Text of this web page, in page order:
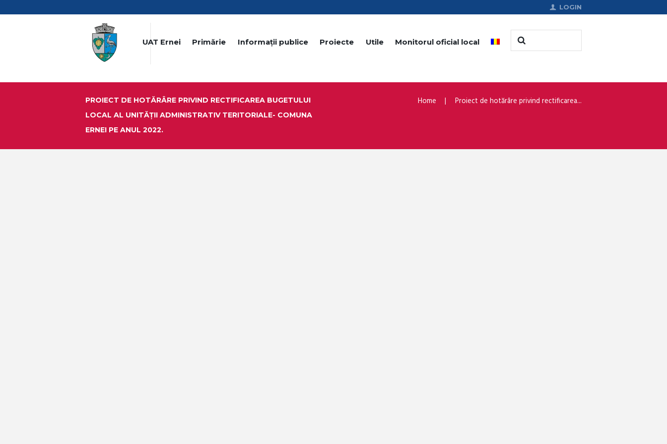
LOGIN
UAT Ernei Primărie Informații publice Proiecte Utile Monitorul oficial local
PROIECT DE HOTĂRÂRE PRIVIND RECTIFICAREA BUGETULUI
LOCAL AL UNITĂȚII ADMINISTRATIV TERITORIALE- COMUNA
ERNEI PE ANUL 2022.
Home Proiect de hotărâre privind rectificarea...